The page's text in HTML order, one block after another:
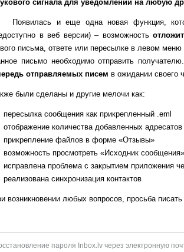
сигнала для уведомлений на любую
Появилась и еще одна новая функция,
в веб версии) – возможность
письма, ответе или пересылке в левом
письмо необходимо отправить
отправляемых писем в ожидании своего
были сделаны и другие мелочи как:
пересылка сообщения как прикрепленный .eml
отображение количества добавленных
прикрепление файлов в форме «Отзывы»
возможность просмотреть «Исходник сообщения»
исправлена проблема с закрытием приложения
реализована синхронизация контактов
возникновении любых вопросов, просьба
пароля Inbox.lv через электронную